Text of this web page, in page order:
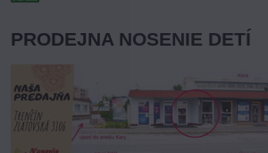
PRODEJNA NOSENIE DETÍ